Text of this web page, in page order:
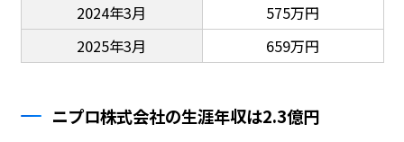
2024年3月
575万円
2025年3月
659万円
ニプロ株式会社の生涯年収は2.3億円